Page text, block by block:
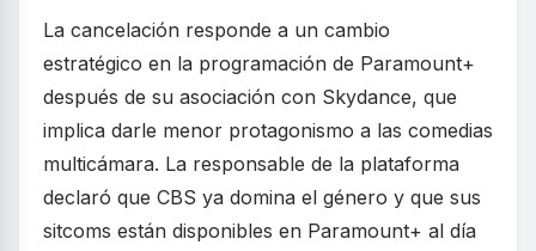
La cancelación responde a un cambio
estratégico en la programación de Paramount+
después de su asociación con Skydance, que
implica darle menor protagonismo a las comedias
multicámara. La responsable de la plataforma
declaró que CBS ya domina el género y que sus
sitcoms están disponibles en Paramount+ al día